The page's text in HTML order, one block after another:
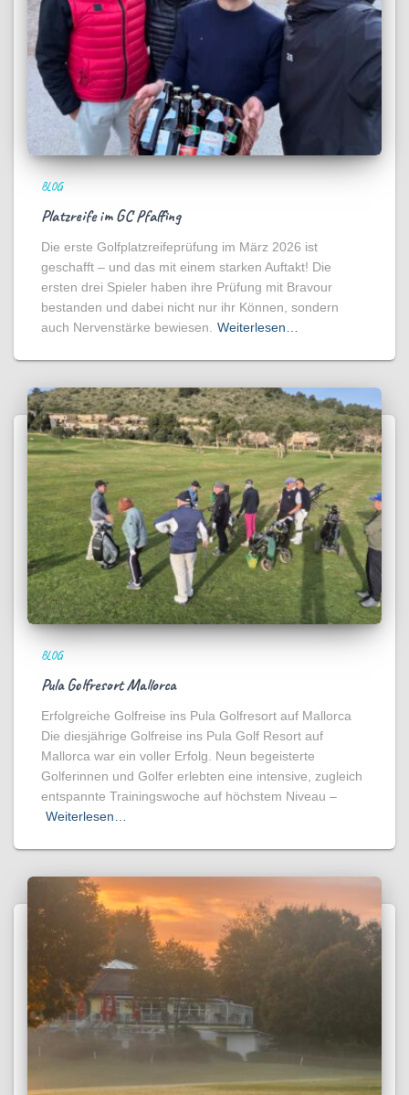
BLOG
Platzreife im GC Pfaffing
Die erste Golfplatzreifeprüfung im März 2026 ist
geschafft – und das mit einem starken Auftakt! Die
ersten drei Spieler haben ihre Prüfung mit Bravour
bestanden und dabei nicht nur ihr Können, sondern
auch Nervenstärke bewiesen.
Weiterlesen…
BLOG
Pula Golfresort Mallorca
Erfolgreiche Golfreise ins Pula Golfresort auf Mallorca
Die diesjährige Golfreise ins Pula Golf Resort auf
Mallorca war ein voller Erfolg. Neun begeisterte
Golferinnen und Golfer erlebten eine intensive, zugleich
entspannte Trainingswoche auf höchstem Niveau –
Weiterlesen…